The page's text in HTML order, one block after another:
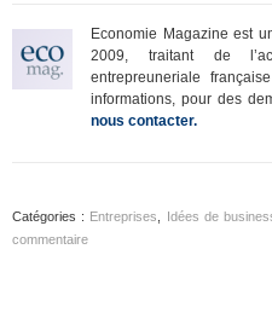
Economie Magazine est
2009, traitant de
entrepreuneriale
informations, pour des
nous contacter.
Catégories : Entreprises Idées de
commentaire